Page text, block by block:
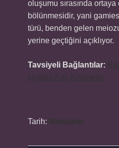
oluşumu sırasında
bölünmesidir, yani
türü, benden gelen
yerine geçtiğini açıklıyor.
Tavsiyeli Bağlantılar:
Tarih: